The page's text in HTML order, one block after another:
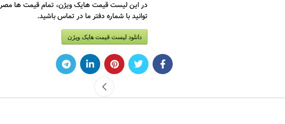
در این لیست قیمت هایک ویژن، تمام قیمت ها
توانید با شماره دفتر ما در تماس باشید.
دانلود لیست قیمت هایک ویژن